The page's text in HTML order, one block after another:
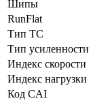
Шипы
RunFlat
Тип ТС
Тип усиленности
Индекс скорости
Индекс нагрузки
Код CAI